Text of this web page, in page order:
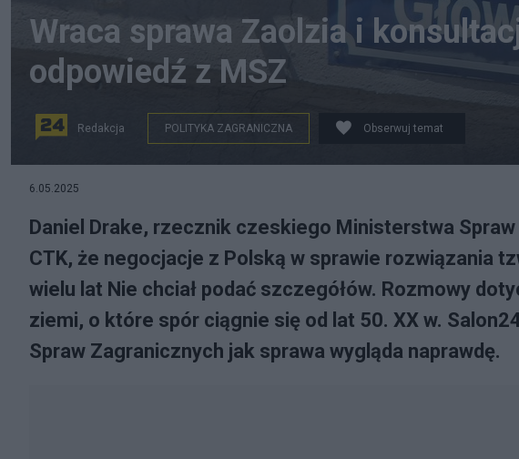
Wraca sprawa Zaolzia i
odpowiedź z MSZ
Redakcja POLITYKA ZAGRANICZNA Obserwuj temat
6.05.2025
Daniel Drake, rzecznik czeskiego Ministerstwa
CTK, że negocjacje z Polską w sprawie rozwiązania
wielu lat Nie chciał podać szczegółów. Rozmowy
ziemi, o które spór ciągnie się od lat 50. XX w.
Spraw Zagranicznych jak sprawa wygląda naprawdę.